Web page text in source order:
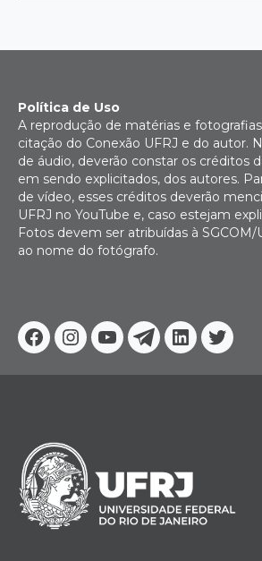
Facebook
Instagram
YoutubeTelegram
Linkedin
Política de Uso
A reprodução de matérias e
citação do Conexão UFRJ e do autor.
de áudio, deverão constar os créditos
em sendo explicitados, dos autores.
de vídeo, esses créditos deverão
UFRJ no YouTube e, caso estejam
Fotos devem ser atribuídas à
ao nome do fotógrafo.